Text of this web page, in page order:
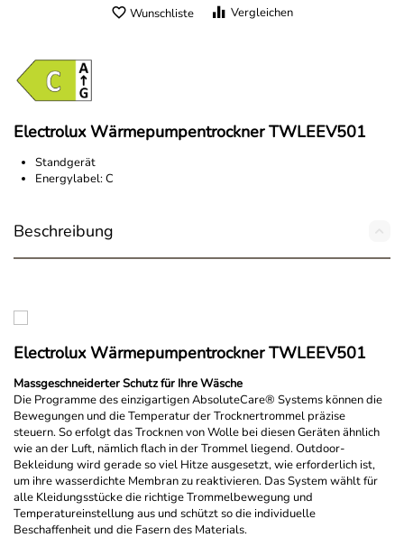
Wunschliste Vergleichen
Electrolux Wärmepumpentrockner TWLEEV501
Standgerät
Energylabel: C
Beschreibung
Electrolux Wärmepumpentrockner TWLEEV501
Massgeschneiderter Schutz für Ihre Wäsche
Die Programme des einzigartigen AbsoluteCare® Systems können die
Bewegungen und die Temperatur der Trocknertrommel präzise
steuern. So erfolgt das Trocknen von Wolle bei diesen Geräten ähnlich
wie an der Luft, nämlich flach in der Trommel liegend. Outdoor-
Bekleidung wird gerade so viel Hitze ausgesetzt, wie erforderlich ist,
um ihre wasserdichte Membran zu reaktivieren. Das System wählt für
alle Kleidungsstücke die richtige Trommelbewegung und
Temperatureinstellung aus und schützt so die individuelle
Beschaffenheit und die Fasern des Materials.